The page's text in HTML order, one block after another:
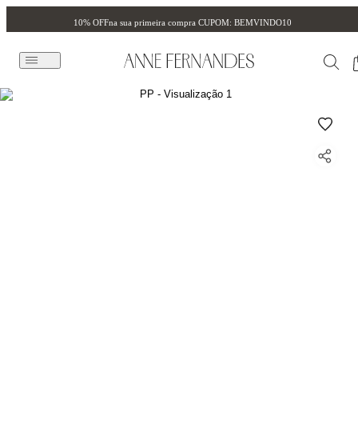
10% OFFna sua primeira compra CUPOM: BEMVINDO10